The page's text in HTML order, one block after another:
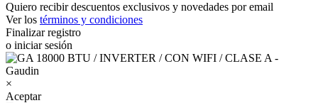
Quiero recibir descuentos exclusivos y novedades por email
Ver los términos y condiciones
Finalizar registro
o iniciar sesión
×
Aceptar